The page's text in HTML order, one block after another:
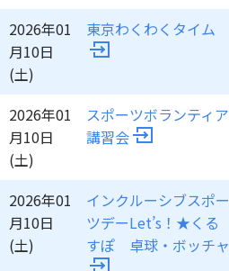
2026年01
月10日
(土)
東京わくわくタイム
2026年01
月10日
(土)
スポーツボランティア
講習会
2026年01
月10日
(土)
インクルーシブスポー
ツデーLet’s！★くる
すぽ 卓球・ボッチャ